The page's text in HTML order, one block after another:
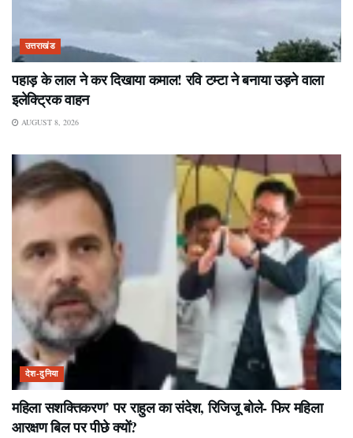
उत्तराखंड
पहाड़ के लाल ने कर दिखाया कमाल! रवि टम्टा ने बनाया उड़ने वाला
इलेक्ट्रिक वाहन
AUGUST 8, 2026
देश-दुनिया
महिला सशक्तिकरण’ पर राहुल का संदेश, रिजिजू बोले- फिर महिला
आरक्षण बिल पर पीछे क्यों?